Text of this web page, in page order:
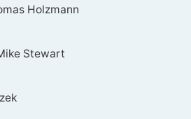
Holzmann
Stewart